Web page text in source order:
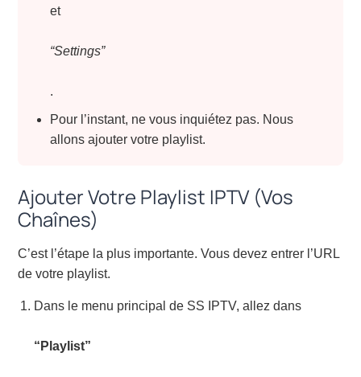
et
“Settings”
.
Pour l’instant, ne vous inquiétez pas. Nous
allons ajouter votre playlist.
Ajouter Votre Playlist IPTV (Vos
Chaînes)
C’est l’étape la plus importante. Vous devez entrer l’URL
de votre playlist.
Dans le menu principal de SS IPTV, allez dans
“Playlist”